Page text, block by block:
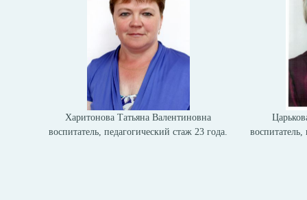
Харитонова Татьяна Валентиновна
воспитатель, педагогический стаж 23 года.
воспитатель,